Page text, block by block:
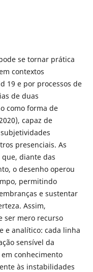
se tornar prática
contextos
19 e por processos de
de duas
como forma de
capaz de
presenciais. As
diante das
o desenho operou
permitindo
e sustentar
Assim,
ser mero recurso
e analítico: cada linha
sensível da
conhecimento
às instabilidades